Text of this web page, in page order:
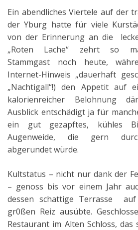
Ein abendliches Viertele auf der
der Yburg hatte für viele
von der Erinnerung an die
„Roten Lache“ zehrt so
Stammgast noch heute,
Internet-Hinweis „dauerhaft
„Nachtigall“!) den Appetit auf
kalorienreicher Belohnung
Ausblick entschädigt ja für
ein gut gezapftes, kühles
Augenweide, die gern
abgerundet würde.
Kultstatus – nicht nur dank der
– genoss bis vor einem Jahr
dessen schattige Terrasse auf
gr0ßen Reiz ausübte.
Restaurant im Alten Schloss, das